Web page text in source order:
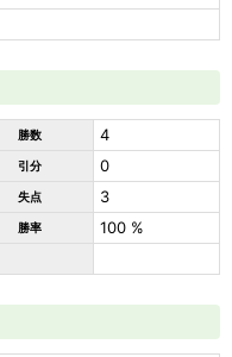
勝数 4
引分 0
失点 3
勝率 100 %